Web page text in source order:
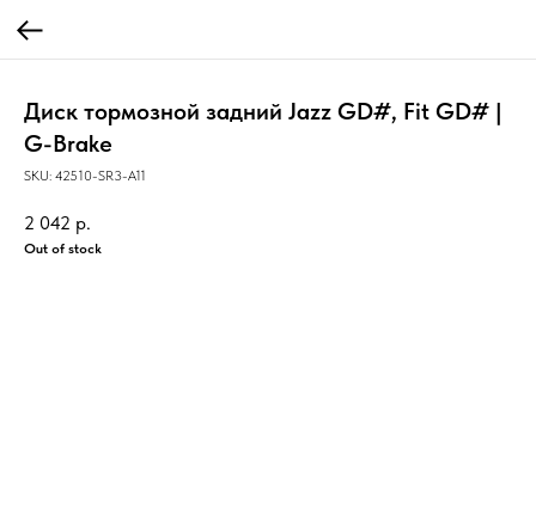
Диск тормозной задний Jazz GD#, Fit GD# |
G-Brake
SKU: 42510-SR3-A11
2 042 р.
Out of stock